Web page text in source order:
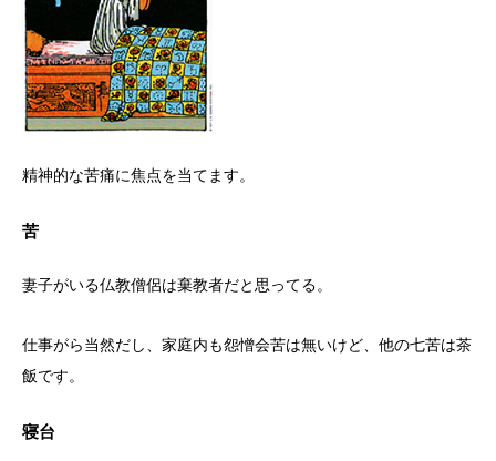
精神的な苦痛に焦点を当てます。
苦
妻子がいる仏教僧侶は棄教者だと思ってる。
仕事がら当然だし、家庭内も怨憎会苦は無いけど、他の七苦は茶
飯です。
寝台